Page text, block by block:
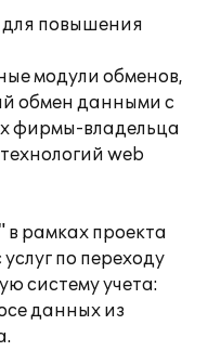
повышения
модули обменов,
обмен данными с
фирмы-владельца
web
рамках проекта
по переходу
систему учета:
данных из